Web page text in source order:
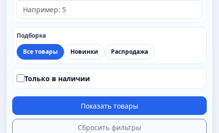
Подборка
Все товары
Новинки Распродажа
Только в наличии
Показать товары
Сбросить фильтры